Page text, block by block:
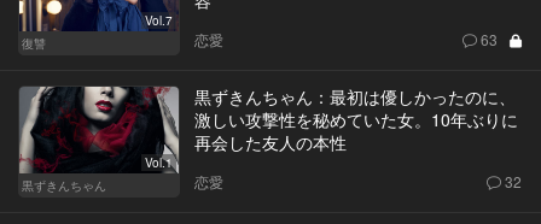
Vol.7
復讐
恋愛 63
Vol.1
黒ずきんちゃん
黒ずきんちゃん：最初は優しかったのに、
激しい攻撃性を秘めていた女。10年ぶりに
再会した友人の本性
恋愛 32